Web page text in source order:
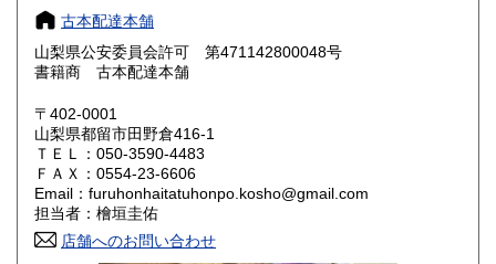
奈良県
鳥取県 800円 島根県
岡山県
山口県 800円
香川県 800円 愛媛県
高知県 800円
古本配達本舗
山梨県公安委員会許可 第471142800048号
書籍商 古本配達本舗
〒402-0001
山梨県都留市田野倉416-1
ＴＥＬ：050-3590-4483
ＦＡＸ：0554-23-6606
Email：furuhonhaitatuhonpo.kosho@gmail.com
担当者：檜垣圭佑
店舗へのお問い合わせ